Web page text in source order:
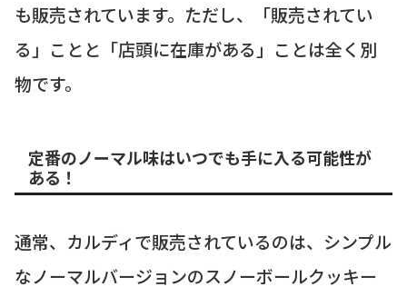
も販売されています。ただし、「販売されてい
る」ことと「店頭に在庫がある」ことは全く別
物です。
定番のノーマル味はいつでも手に入る可能性が
ある！
通常、カルディで販売されているのは、シンプル
なノーマルバージョンのスノーボールクッキー